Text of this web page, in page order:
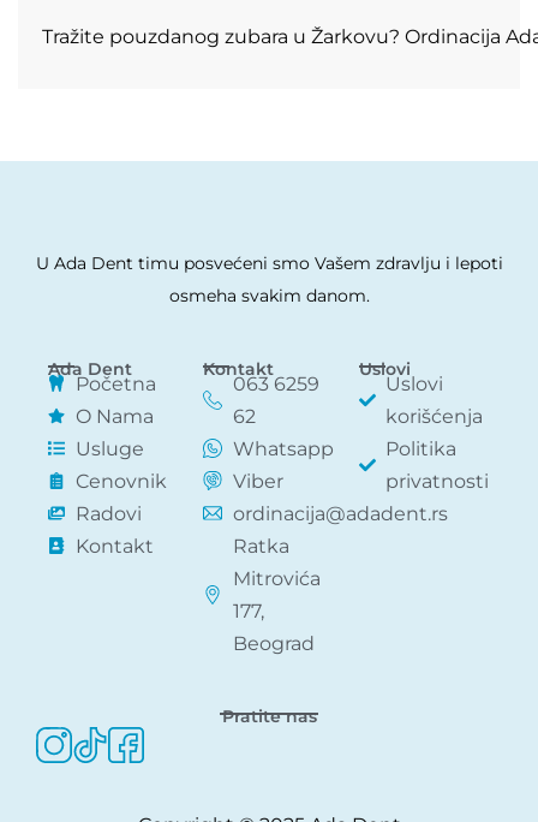
Tražite pouzdanog zubara u Žarkovu? Ordinacija
U Ada Dent timu posvećeni smo Vašem zdravlju i lepoti
osmeha svakim danom.
Ada Dent
Početna
O Nama
Usluge
Cenovnik
Radovi
Kontakt
Kontakt
063 6259
62
Whatsapp
Viber
ordinacija@adadent.rs
Ratka
Mitrovića
177,
Beograd
Uslovi
Uslovi
korišćenja
Politika
privatnosti
Pratite nas